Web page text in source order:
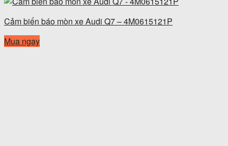
Cảm biến báo mòn xe Audi Q7 – 4M0615121P
Mua ngay